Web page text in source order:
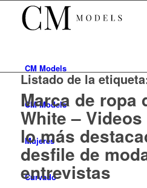
CM Models
CMModels
Mujeres
Curvado
Listado de la
Marca de ropa
White –
lo más
desfile de
entrevistas